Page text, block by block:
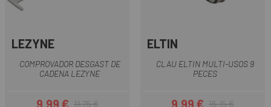
LEZYNE
COMPROVADOR DESGAST DE
CADENA LEZYNE
9,99 € 11,75 €
ELTIN
CLAU ELTIN MULTI-USOS 9
PECES
9,99 € 16,15 €